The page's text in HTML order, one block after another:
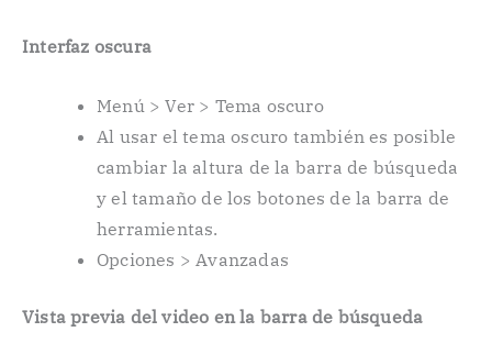
Interfaz oscura
Menú > Ver > Tema oscuro
Al usar el tema oscuro también es posible
cambiar la altura de la barra de búsqueda
y el tamaño de los botones de la barra de
herramientas.
Opciones > Avanzadas
Vista previa del video en la barra de búsqueda